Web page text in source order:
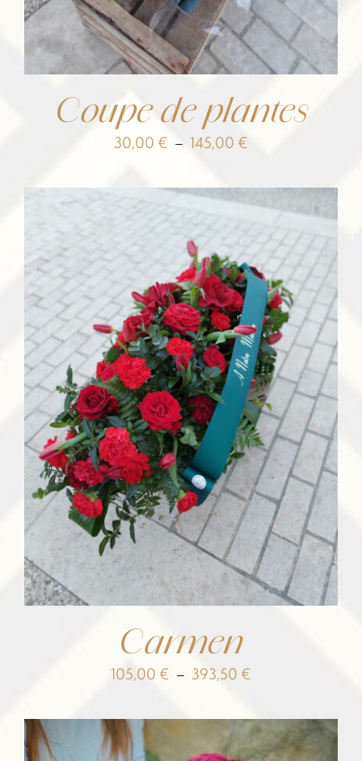
Coupe de plantes
30,00 € – 145,00 €
prix :
30,00 €
145,00 €
Carmen
105,00 € – 393,50 €
prix :
105,00 €